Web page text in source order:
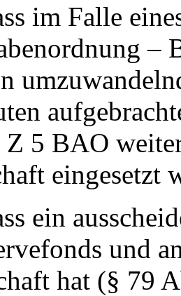
Falle eines
Z 5 BAO
eingesetzt
und
hat (§ 79